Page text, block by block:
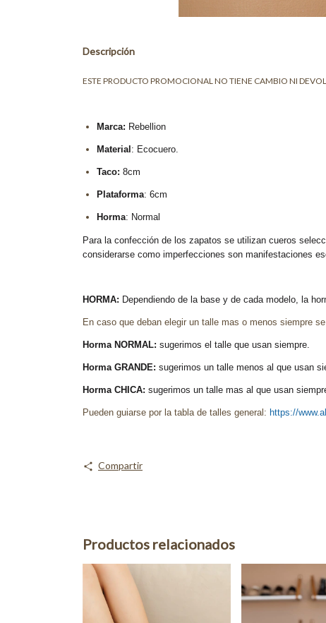
Descripción
ESTE PRODUCTO PROMOCIONAL NO TIENE CAMBIO NI
Marca: Rebellion
Material : Ecocuero.
Taco: 8cm
Plataforma: 6cm
Horma: Normal
Para la confección de los zapatos se utilizan cueros
considerarse como imperfecciones son manifestaciones
HORMA: Dependiendo de la base y de cada modelo, la
En caso que deban elegir un talle mas o menos siempre
Horma NORMAL: sugerimos el talle que usan siempre.
Horma GRANDE: sugerimos un talle menos al que usan
Horma CHICA: sugerimos un talle mas al que usan
Pueden guiarse por la tabla de talles general: https://
Compartir
Productos relacionados